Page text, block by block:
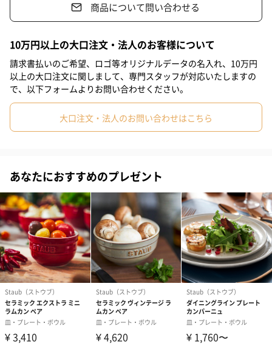
毎日の食卓も、ハレの日のテーブルにも
淡いモーブピンクにフロストが入った、ナチュラルな風合いが魅
力。使いやすいサイズとデザインで、使うシーンを選ばずマルチ
にお使いいただけます。
おしゃれに贈るベーシック・アイテム
ストウブの食器シリーズ「Dining line」は、どんな料理にも合
い、普段使いしやすいデザインが人気。
もらってうれしい、“センスのあるギフトアイテム”としておすす
めです。
選べる4サイズ
#20代後半 #30代 #40代 #50代
商品について問い合わせる
10万円以上の大口注文・法人のお客様について
請求書払いのご希望、ロゴ等オリジナルデータの名入れ、10万円
以上の大口注文に関しまして、専門スタッフが対応いたしますの
で、以下フォームよりお問い合わせください。
大口注文・法人のお問い合わせはこちら
あなたにおすすめのプレゼント